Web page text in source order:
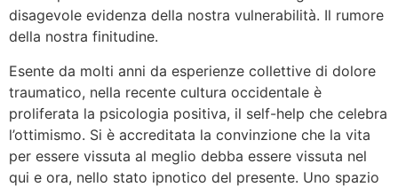
disagevole evidenza della nostra vulnerabilità. Il rumore
della nostra finitudine.
Esente da molti anni da esperienze collettive di dolore
traumatico, nella recente cultura occidentale è
proliferata la psicologia positiva, il self-help che celebra
l’ottimismo. Si è accreditata la convinzione che la vita
per essere vissuta al meglio debba essere vissuta nel
qui e ora, nello stato ipnotico del presente. Uno spazio